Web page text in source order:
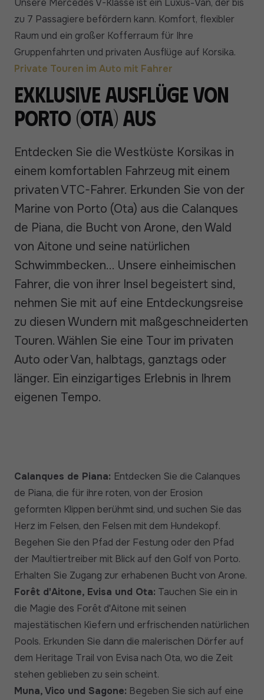
zu 7 Passagiere befördern kann. Komfort, flexibler
Raum und ein großer Kofferraum für Ihre
Gruppenfahrten und privaten Ausflüge auf Korsika.
Private Touren im Auto mit Fahrer
Exklusive Ausflüge von
Porto (Ota) aus
Entdecken Sie die Westküste Korsikas in
einem komfortablen Fahrzeug mit einem
privaten VTC-Fahrer. Erkunden Sie von der
Marine von Porto (Ota) aus die Calanques
de Piana, die Bucht von Arone, den Wald
von Aitone und seine natürlichen
Schwimmbecken... Unsere einheimischen
Fahrer, die von ihrer Insel begeistert sind,
nehmen Sie mit auf eine Entdeckungsreise
zu diesen Wundern mit maßgeschneiderten
Touren. Wählen Sie eine Tour im privaten
Auto oder Van, halbtags, ganztags oder
länger. Ein einzigartiges Erlebnis in Ihrem
eigenen Tempo.
Calanques de Piana: Entdecken Sie die Calanques
de Piana, die für ihre roten, von der Erosion
geformten Klippen berühmt sind, und suchen Sie das
Herz im Felsen, den Felsen mit dem Hundekopf.
Begehen Sie den Pfad der Festung oder den Pfad
der Maultiertreiber mit Blick auf den Golf von Porto.
Erhalten Sie Zugang zur erhabenen Bucht von Arone.
Forêt d'Aitone, Evisa und Ota: Tauchen Sie ein in
die Magie des Forêt d'Aitone mit seinen
majestätischen Kiefern und erfrischenden natürlichen
Pools. Erkunden Sie dann die malerischen Dörfer auf
dem Heritage Trail von Evisa nach Ota, wo die Zeit
stehen geblieben zu sein scheint.
Muna, Vico und Sagone: Begeben Sie sich auf eine